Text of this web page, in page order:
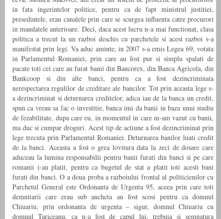
in fata ingerintelor politice, pentru ca de fapt ministrul justitiei,
presedintele, erau canalele prin care se scurgea influenta catre procurori
in mandatele anterioare. Deci, daca acest lucru n-a mai functionat, clasa
politica a trecut la un razboi deschis cu parchetele si acest razboi s-a
manifestat prin legi. Va aduc aminte, in 2007 s-a emis Legea 69, votata
in Parlamentul Romaniei, prin care au fost pur si simplu spalati de
pacate toti cei care au furat banii din Bancorex, din Banca Agricola, din
Bankcoop si din alte banci, pentru ca a fost dezincriminata
nerespectarea regulilor de creditare ale bancilor. Tot prin aceasta lege s-
a dezincriminat si deturnarea creditelor, adica iau de la banca un credit,
spun ca vreau sa fac o investitie, banca imi da banii in baza unui studiu
de fezabilitate, dupa care eu, in momentul in care m-am vazut cu banii,
ma duc si cumpar droguri. Acest tip de actiune a fost dezincriminat prin
lege trecuta prin Parlamentul Romaniei. Deturnarea banilor luati credit
de la banci. Aceasta a fost o grea lovitura data la zeci de dosare care
aduceau la lumina responsabilii pentru banii furati din banci si pe care
romanii i-au platit, pentru ca bugetul de stat a platit toti acesti bani
furati din banci. O a doua proba a razboiului frontal al politicienilor cu
Parchetul General este Ordonanta de Urgenta 95, aceea prin care toti
demnitarii care erau sub ancheta au fost scosi pentru ca domnul
Chiuariu, prin ordonanta de urgenta – sigur, domnul Chiuariu cu
domnul Tariceanu, ca n-a fost de capul lui, trebuia si semnatura